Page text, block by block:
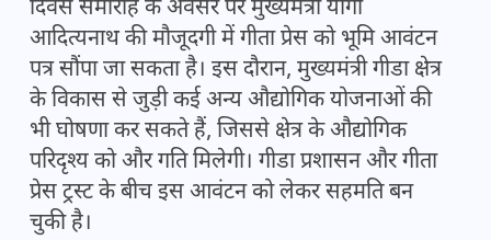
दिवस समारोह के अवसर पर मुख्यमंत्री योगी
आदित्यनाथ की मौजूदगी में गीता प्रेस को भूमि आवंटन
पत्र सौंपा जा सकता है। इस दौरान, मुख्यमंत्री गीडा क्षेत्र
के विकास से जुड़ी कई अन्य औद्योगिक योजनाओं की
भी घोषणा कर सकते हैं, जिससे क्षेत्र के औद्योगिक
परिदृश्य को और गति मिलेगी। गीडा प्रशासन और गीता
प्रेस ट्रस्ट के बीच इस आवंटन को लेकर सहमति बन
चुकी है।